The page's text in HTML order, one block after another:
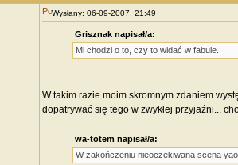
Wysłany: 06-09-2007, 21:49
Grisznak napisał/a:
Mi chodzi o to, czy to widać w fabule.
W takim razie moim skromnym zdaniem
dopatrywać się tego w zwykłej przyjaźni...
wa-totem napisał/a:
W zakończeniu nieoczekiwana scena